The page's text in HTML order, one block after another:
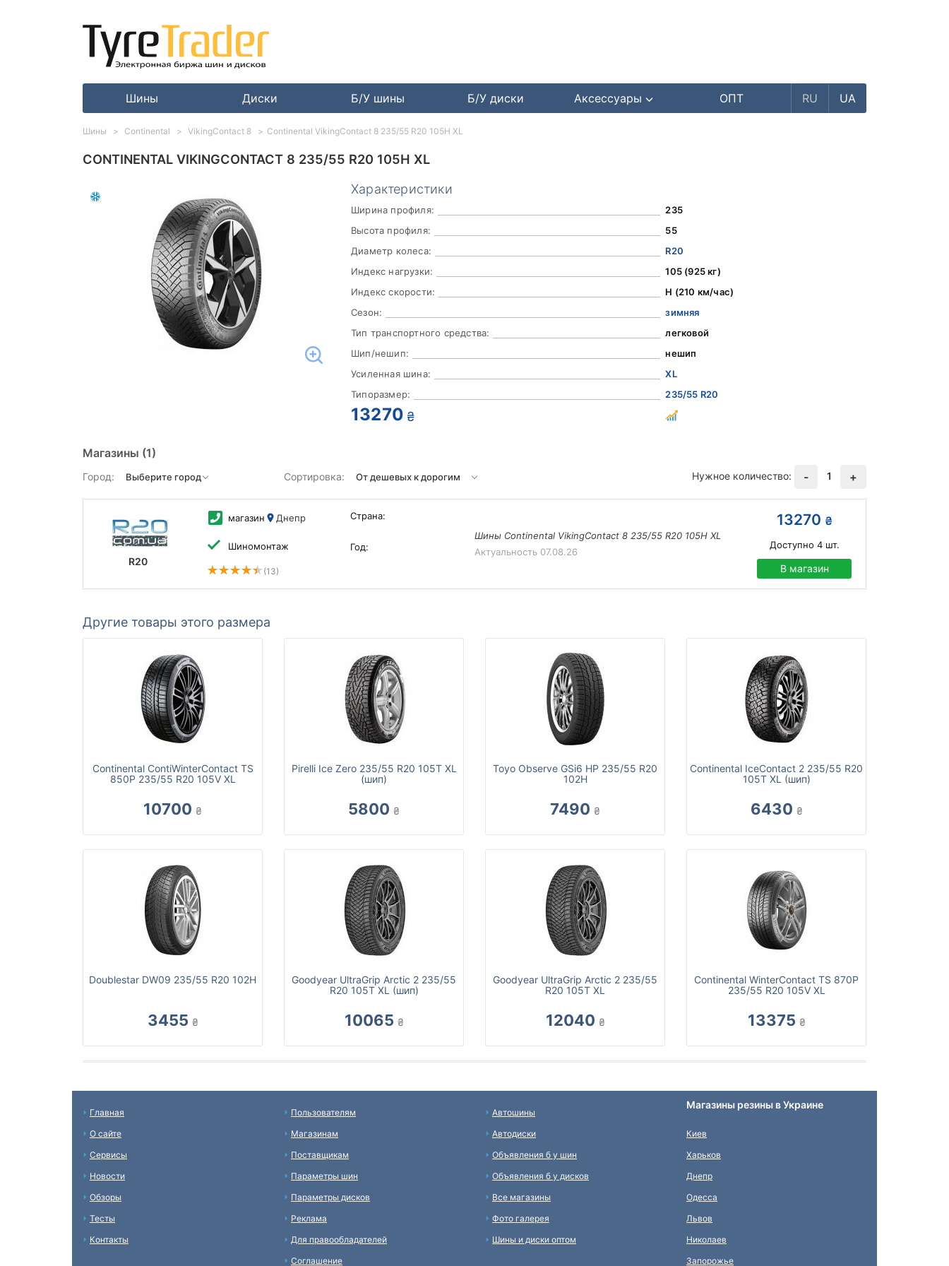
Шины Диски Б/У шины Б/У диски Аксессуары ОПТ RU UA
CONTINENTAL VIKINGCONTACT 8 235/55 R20 105H XL
Характеристики
Ширина профиля:
235
Высота профиля:
55
Диаметр колеса:
R20
Индекс нагрузки:
105 (925 кг)
Индекс скорости:
H (210 км/час)
Сезон:
зимняя
Тип транспортного средства:
легковой
Шип/нешип:
нешип
Усиленная шина:
XL
Типоразмер:
235/55 R20
13270 ₴
Магазины (1)
Город: Сортировка: Нужное количество: - 1 +
R20
магазин Днепр
Шиномонтаж
(13)
Страна:
Год:
Шины Continental VikingContact 8 235/55 R20 105H XL
Актуальность 07.08.26
13270 ₴
Доступно 4шт.
В магазин
Другие товары этого размера
Continental ContiWinterContact TS
850P 235/55 R20 105V XL
10700 ₴
Pirelli Ice Zero 235/55 R20 105T XL
(шип)
5800 ₴
Toyo Observe GSi6 HP 235/55 R20
102H
7490 ₴
Continental IceContact 2 235/55 R20
105T XL (шип)
6430 ₴
Doublestar DW09 235/55 R20 102H
3455 ₴
Goodyear UltraGrip Arctic 2 235/55
R20 105T XL (шип)
10065 ₴
Goodyear UltraGrip Arctic 2 235/55
R20 105T XL
12040 ₴
Continental WinterContact TS 870P
235/55 R20 105V XL
13375 ₴
Шины Continental VikingContact 8 Continental VikingContact 8 235/55 R20 105H XL
Главная
О сайте
Сервисы
Новости
Обзоры
Тесты
Контакты
Пользователям
Магазинам
Поставщикам
Параметры шин
Параметры дисков
Реклама
Для правообладателей
Соглашение
Автошины
Автодиски
Объявления б у шин
Объявления б у дисков
Все магазины
Фото галерея
Шины и диски оптом
Магазины резины в Украине
Киев
Харьков
Днепр
Одесса
Львов
Николаев
Запорожье